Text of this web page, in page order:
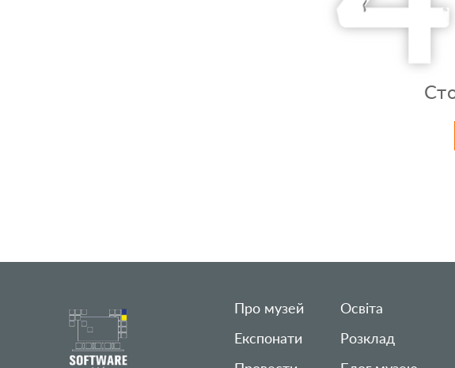
Про музей
Експонати
Освіта
Розклад